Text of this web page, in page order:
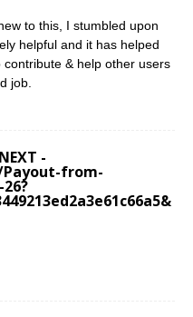
to this, I stumbled upon
helpful and it has helped
& help other users
job.
-
from-